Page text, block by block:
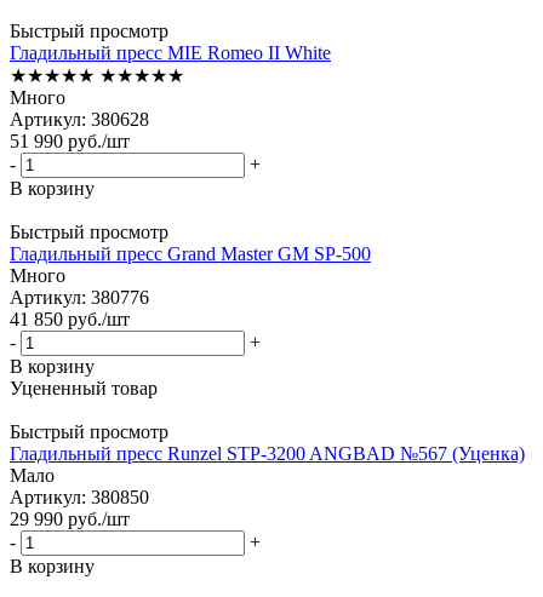
Быстрый просмотр
Гладильный пресс MIE Romeo II White
★★★★★ ★★★★★
Много
Артикул: 380628
51 990 руб./шт
-
+
В корзину
Быстрый просмотр
Гладильный пресс Grand Master GM SP-500
Много
Артикул: 380776
41 850 руб./шт
-
+
В корзину
Уцененный товар
Быстрый просмотр
Гладильный пресс Runzel STP-3200 ANGBAD №567 (Уценка)
Мало
Артикул: 380850
29 990 руб./шт
-
+
В корзину